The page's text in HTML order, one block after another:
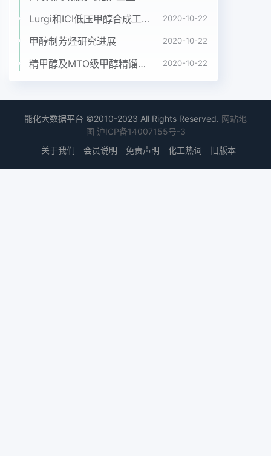
Lurgi和ICI低压甲醇合成工艺比较 2020-10-22
甲醇制芳烃研究进展 2020-10-22
精甲醇及MTO级甲醇精馏工艺技术进展 2020-10-22
能化大数据平台 ©2010-2023 All Rights Reserved. 网站地
图 沪ICP备14007155号-3
关于我们
会员说明 免责声明 化工热词 旧版本